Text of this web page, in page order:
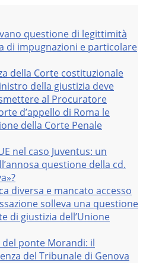
questione di legittimità
di impugnazioni e particolare
della Corte costituzionale
della giustizia deve
al Procuratore
d’appello di Roma le
della Corte Penale
nel caso Juventus: un
questione della cd.
diversa e mancato accesso
solleva una questione
di giustizia dell’Unione
ponte Morandi: il
del Tribunale di Genova